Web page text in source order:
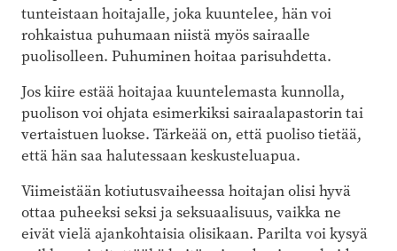
tunteistaan hoitajalle, joka kuuntelee, hän voi
rohkaistua puhumaan niistä myös sairaalle
puolisolleen. Puhuminen hoitaa parisuhdetta.
Jos kiire estää hoitajaa kuuntelemasta kunnolla,
puolison voi ohjata esimerkiksi sairaalapastorin tai
vertaistuen luokse. Tärkeää on, että puoliso tietää,
että hän saa halutessaan keskusteluapua.
Viimeistään kotiutusvaiheessa hoitajan olisi hyvä
ottaa puheeksi seksi ja seksuaalisuus, vaikka ne
eivät vielä ajankohtaisia olisikaan. Parilta voi kysyä